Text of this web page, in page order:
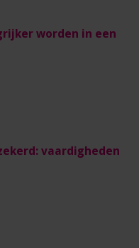
worden in een
vaardigheden